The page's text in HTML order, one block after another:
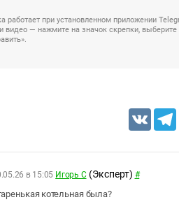
работает при установленном приложении
видео — нажмите на значок скрепки,
VK
в 15:05 Игорь С (Эксперт) #
котельная была?